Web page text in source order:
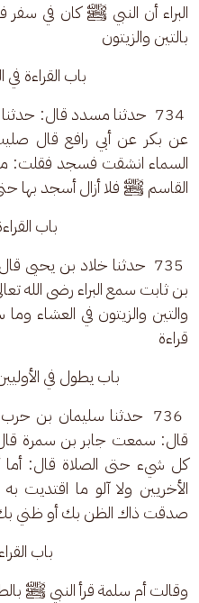
البراء أن النبي ﷺ كان في سفر
بالتين والزيتون
باب القراءة
734  حدثنا مسدد قال:
عن بكر عن أبي رافع قال
السماء انشقت فسجد فقلت:
القاسم ﷺ فلا أزال أسجد بها
باب
735  حدثنا خلاد بن
بن ثابت سمع البراء رضى الله
والتين والزيتون في العشاء
قراءة
باب يطول في
736  حدثنا سليمان بن
قال: سمعت جابر بن سمرة
كل شيء حتى الصلاة قال: أما
الأخريين ولا آلو ما
صدقت ذاك الظن بك أو ظني
باب
وقالت أم سلمة قرأ النبي ﷺ